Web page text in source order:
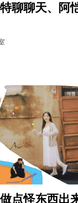
聊聊天、阿
点怪东西出